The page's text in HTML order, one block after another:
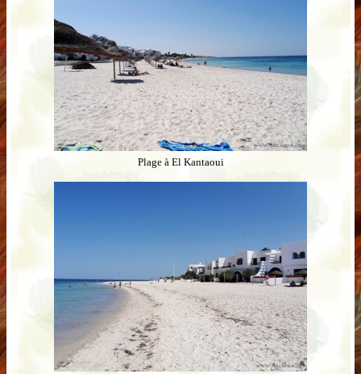
Plage à El Kantaoui